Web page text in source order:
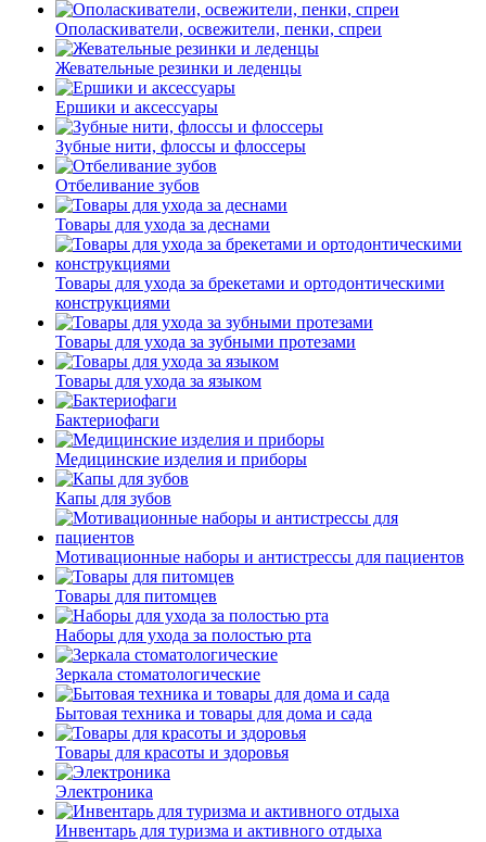
Ополаскиватели, освежители, пенки, спреи
Жевательные резинки и леденцы
Ершики и аксессуары
Зубные нити, флоссы и флоссеры
Отбеливание зубов
Товары для ухода за деснами
Товары для ухода за брекетами и ортодонтическими
конструкциями
Товары для ухода за зубными протезами
Товары для ухода за языком
Бактериофаги
Медицинские изделия и приборы
Капы для зубов
Мотивационные наборы и антистрессы для пациентов
Товары для питомцев
Наборы для ухода за полостью рта
Зеркала стоматологические
Бытовая техника и товары для дома и сада
Товары для красоты и здоровья
Электроника
Инвентарь для туризма и активного отдыха